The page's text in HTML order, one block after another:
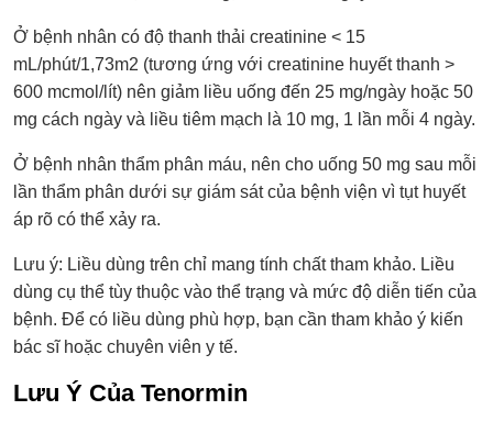
Ở bệnh nhân có độ thanh thải creatinine < 15
mL/phút/1,73m2 (tương ứng với creatinine huyết thanh >
600 mcmol/lít) nên giảm liều uống đến 25 mg/ngày hoặc 50
mg cách ngày và liều tiêm mạch là 10 mg, 1 lần mỗi 4 ngày.
Ở bệnh nhân thẩm phân máu, nên cho uống 50 mg sau mỗi
lần thẩm phân dưới sự giám sát của bệnh viện vì tụt huyết
áp rõ có thể xảy ra.
Lưu ý: Liều dùng trên chỉ mang tính chất tham khảo. Liều
dùng cụ thể tùy thuộc vào thể trạng và mức độ diễn tiến của
bệnh. Để có liều dùng phù hợp, bạn cần tham khảo ý kiến
bác sĩ hoặc chuyên viên y tế.
Lưu Ý Của Tenormin